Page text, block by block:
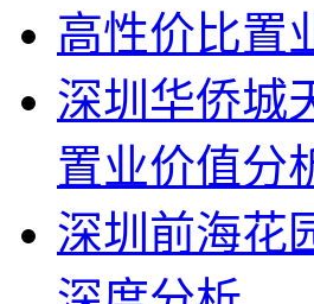
高性价比置
深圳华侨城
置业价值分
深圳前海花